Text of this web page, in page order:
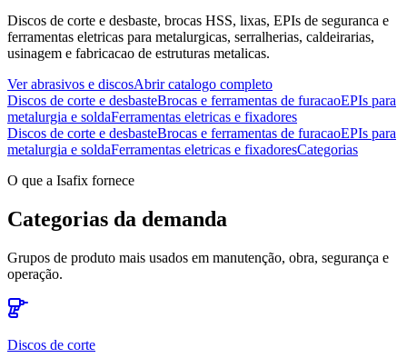
Discos de corte e desbaste, brocas HSS, lixas, EPIs de seguranca e
ferramentas eletricas para metalurgicas, serralherias, caldeirarias,
usinagem e fabricacao de estruturas metalicas.
Ver abrasivos e discosAbrir catalogo completo
Discos de corte e desbasteBrocas e ferramentas de furacaoEPIs para
metalurgia e soldaFerramentas eletricas e fixadores
Discos de corte e desbasteBrocas e ferramentas de furacaoEPIs para
metalurgia e soldaFerramentas eletricas e fixadoresCategorias
O que a Isafix fornece
Categorias da demanda
Grupos de produto mais usados em manutenção, obra, segurança e
operação.
Discos de corte